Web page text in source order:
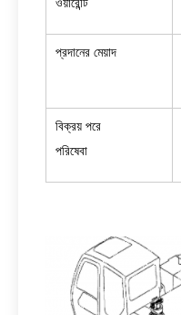
প্রদানের মেয়াদ
বিক্রয় পরে
পরিষেবা